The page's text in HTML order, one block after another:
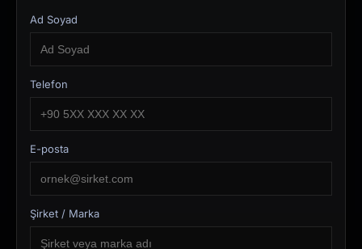
Ad Soyad
Telefon
E-posta
Şirket / Marka